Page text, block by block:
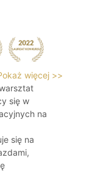
więcej >>
się w
na
się na